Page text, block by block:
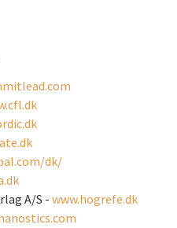
dk/
A/S - www.hogrefe.dk